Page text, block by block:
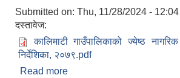
Submitted on: Thu, 11/28/2024 - 12:04
दस्तावेज:
कालिमाटी गाउँपालिकाको ज्येष्ठ
निर्देशिका, २०७९.pdf
Read more